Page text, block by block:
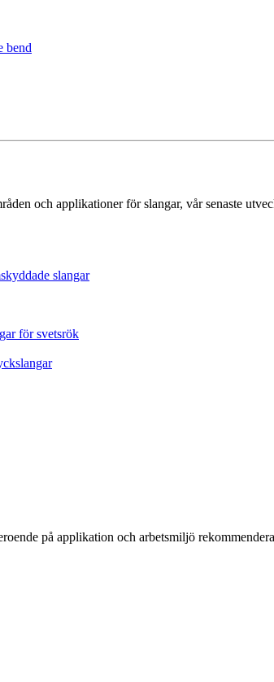
och applikationer för slangar, vår senaste
slangar
för svetsrök
på applikation och arbetsmiljö